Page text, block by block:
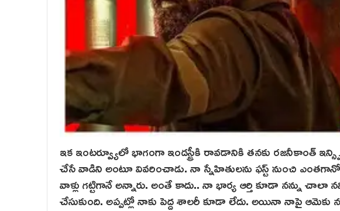
ఇక ఇంటర్వ్యూలో భాగంగా ఇండస్ట్రీకి రావడానికి తనకు రజనీకాంత్
చేసే వాడిని అంటూ వివరించాడు. నా స్నేహితులను ఫస్ట్ నుంచి
వాళ్లు గట్టిగానే అన్నారు. అంతే కాదు.. నా భార్య ఆర్తి కూడా నన్ను
చేసుకుంది. అప్పట్లో నాకు పెద్ద శాలరీ కూడా లేదు. అయినా నాపై